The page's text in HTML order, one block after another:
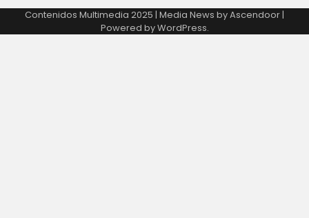
Contenidos Multimedia 2025 | Media News byAscendoor|
Powered byWordPress.